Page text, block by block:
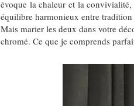
évoque la chaleur et la
équilibre harmonieux entre
Mais marier les deux dans votre
chromé. Ce que je comprends